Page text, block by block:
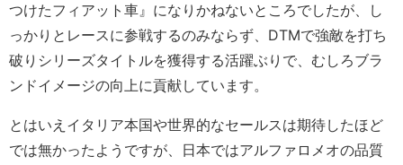
つけたフィアット車』になりかねないところでしたが、し
っかりとレースに参戦するのみならず、DTMで強敵を打ち
破りシリーズタイトルを獲得する活躍ぶりで、むしろブラ
ンドイメージの向上に貢献しています。
とはいえイタリア本国や世界的なセールスは期待したほど
では無かったようですが、日本ではアルファロメオの品質